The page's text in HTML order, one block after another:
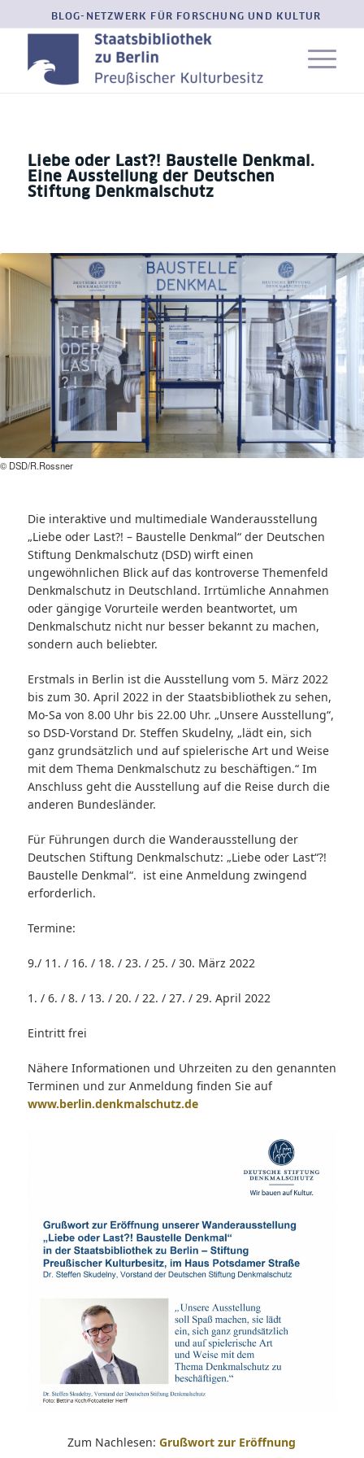
BLOG-NETZWERK FÜR FORSCHUNG UND KULTUR
Liebe oder Last?! Baustelle Denkmal.
Eine Ausstellung der Deutschen
Stiftung Denkmalschutz
© DSD/R.Rossner
Die interaktive und multimediale Wanderausstellung
„Liebe oder Last?! – Baustelle Denkmal“ der Deutschen
Stiftung Denkmalschutz (DSD) wirft einen
ungewöhnlichen Blick auf das kontroverse Themenfeld
Denkmalschutz in Deutschland. Irrtümliche Annahmen
oder gängige Vorurteile werden beantwortet, um
Denkmalschutz nicht nur besser bekannt zu machen,
sondern auch beliebter.
Erstmals in Berlin ist die Ausstellung vom 5. März 2022
bis zum 30. April 2022 in der Staatsbibliothek zu sehen,
Mo-Sa von 8.00 Uhr bis 22.00 Uhr. „Unsere Ausstellung“,
so DSD-Vorstand Dr. Steffen Skudelny, „lädt ein, sich
ganz grundsätzlich und auf spielerische Art und Weise
mit dem Thema Denkmalschutz zu beschäftigen.“ Im
Anschluss geht die Ausstellung auf die Reise durch die
anderen Bundesländer.
Für Führungen durch die Wanderausstellung der
Deutschen Stiftung Denkmalschutz: „Liebe oder Last“?!
Baustelle Denkmal“. ist eine Anmeldung zwingend
erforderlich.
Termine:
9./ 11. / 16. / 18. / 23. / 25. / 30. März 2022
1. / 6. / 8. / 13. / 20. / 22. / 27. / 29. April 2022
Eintritt frei
Nähere Informationen und Uhrzeiten zu den genannten
Terminen und zur Anmeldung finden Sie auf
www.berlin.denkmalschutz.de
Zum Nachlesen:Grußwort zur Eröffnung